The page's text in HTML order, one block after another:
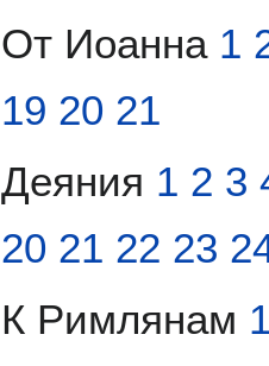
От Иоанна 1
19 20 21
Деяния 1 2 3
20 21 22 23
К Римлянам